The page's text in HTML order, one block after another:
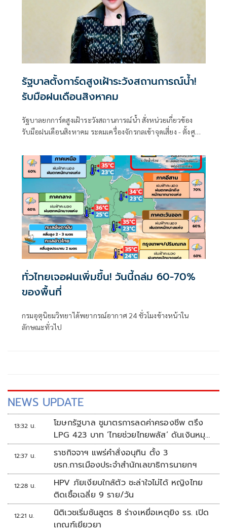
รัฐบาลตั้งการ์ดสูงเฝ้าระวังสถานการณ์น้ำ!
รับมือฝนเดือนสิงหาคม
รัฐบาลยกการ์ดสูงเฝ้าระวังสถานการณ์น้ำ สั่งหน่วยเกี่ยวข้อง
รับมือฝนเดือนสิงหาคม ระดมเครื่องจักรกลเข้าจุดเสี่ยง - ตั้งศูนย์
ทั่วไทยเจอฝนเพิ่มขึ้น! วันนี้ถล่ม 60-70%
ของพื้นที่
กรมอุตุนิยมวิทยาได้พยากรณ์อากาศ 24 ชั่วโมงข้างหน้าใน
ลักษณะทั่วไป
NEWS UPDATE
13:32 น.
โฆษกรัฐบาล ชูมาตรการลดค่าครองชีพ ตรึง
LPG 423 บาท ‘ไทยช่วยไทยพลัส’ ดันเงินหมุน
แสนล้าน
12:37 น.
ราชกิจจาฯ แพร่คำสั่งอนุทิน ตั้ง 3
ขรก.การเมืองประจำสำนักเลขาธิการนายกฯ
12:28 น.
HPV ภัยเงียบใกล้ตัว ชะล่าใจไม่ได้ หญิงไทย
ติดเชื้อเฉลี่ย 9 ราย/วัน
12:21 น.
นิติเวชเริ่มชันสูตร 8 ร่างเหยื่อเหตุยิง รร. เปิด
เกณฑ์เยียวยา